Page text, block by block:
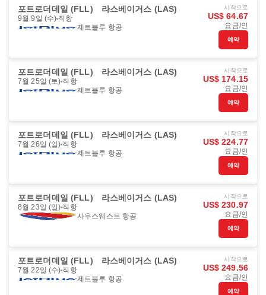
포트로더데일 (FLL) 라스베이거스 (LAS)
9월 9일 (수) 직항
제트블루 항공
시작으로
US$ 64.67
요금/인
예약
포트로더데일 (FLL) 라스베이거스 (LAS)
7월 25일 (토) 직항
제트블루 항공
시작으로
US$ 174.15
요금/인
예약
포트로더데일 (FLL) 라스베이거스 (LAS)
7월 26일 (일) 직항
제트블루 항공
시작으로
US$ 224.77
요금/인
예약
포트로더데일 (FLL) 라스베이거스 (LAS)
8월 23일 (일) 직항
사우스웨스트 항공
시작으로
US$ 230.97
요금/인
예약
포트로더데일 (FLL) 라스베이거스 (LAS)
7월 22일 (수) 직항
제트블루 항공
시작으로
US$ 249.56
요금/인
예약